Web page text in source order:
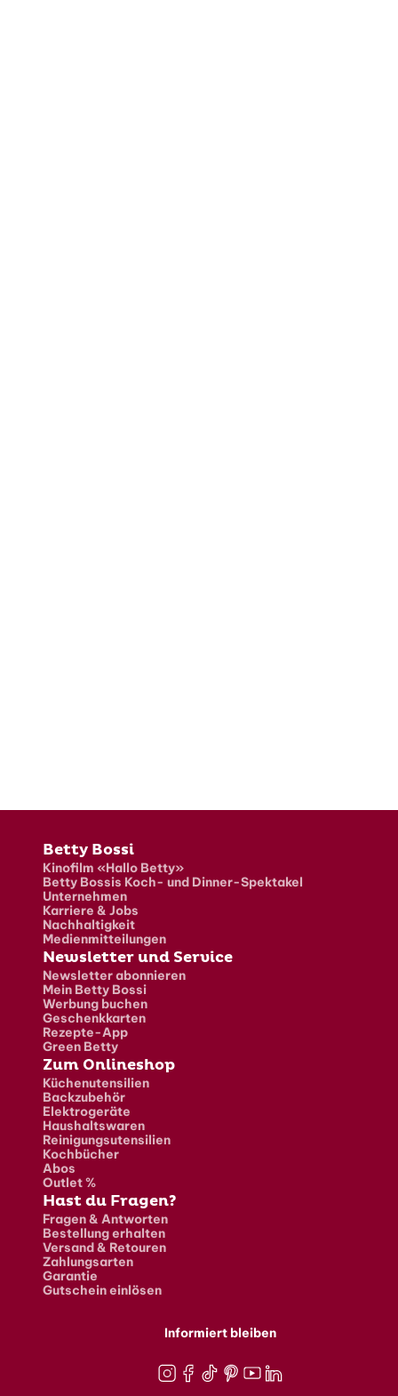
Fusszeile
Betty Bossi
Kinofilm «Hallo Betty»
Betty Bossis Koch- und Dinner-Spektakel
Unternehmen
Karriere & Jobs
Nachhaltigkeit
Medienmitteilungen
Newsletter und Service
Newsletter abonnieren
Mein Betty Bossi
Werbung buchen
Geschenkkarten
Rezepte-App
Green Betty
Zum Onlineshop
Küchenutensilien
Backzubehör
Elektrogeräte
Haushaltswaren
Reinigungsutensilien
Kochbücher
Abos
Outlet %
Hast du Fragen?
Fragen & Antworten
Bestellung erhalten
Versand & Retouren
Zahlungsarten
Garantie
Gutschein einlösen
Informiert bleiben